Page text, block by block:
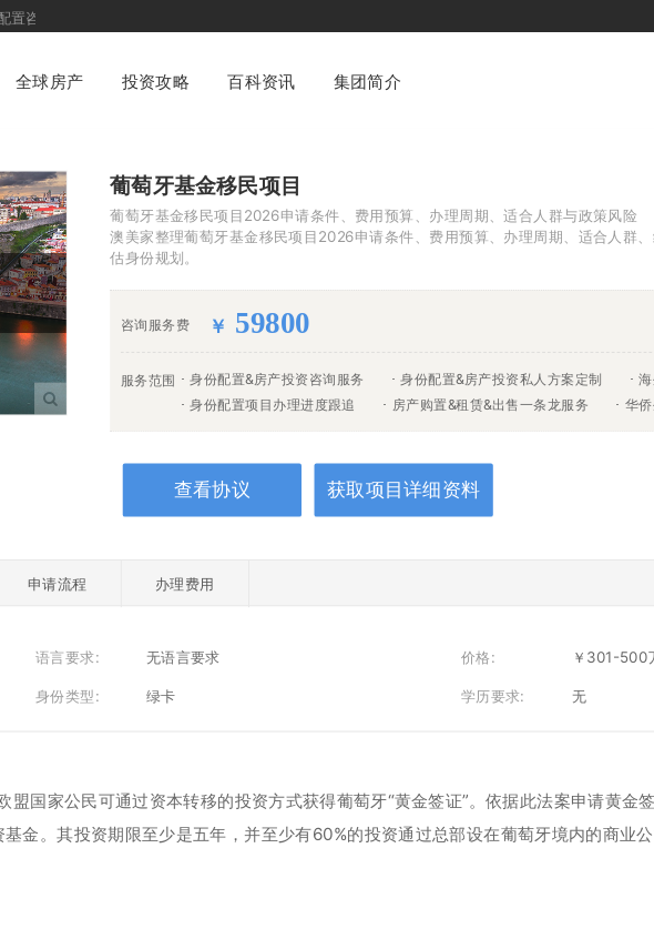
全球房产 投资攻略 百科资讯 集团简介
平台
葡萄牙基金移民项目
葡萄牙基金移民项目2026申请条件、费用预算、办理周期、适合人群与政策风险
澳美家整理葡萄牙基金移民项目2026申请条件、费用预算、办理周期、适合人群
估身份规划。
咨询服务费 ￥ 59800
服务范围 身份配置&房产投资咨询服务 身份配置&房产投资私人方案定制
身份配置项目办理进度跟追 房产购置&租赁&出售一条龙服务 华
查看协议 获取项目详细资料
申请流程 办理费用
语言要求: 无语言要求 价格: ￥301-500
身份类型: 绿卡 学历要求: 无
国家公民可通过资本转移的投资方式获得葡萄牙“黄金签证”。依据此法案申请黄金
金。其投资期限至少是五年，并至少有60%的投资通过总部设在葡萄牙境内的商业公